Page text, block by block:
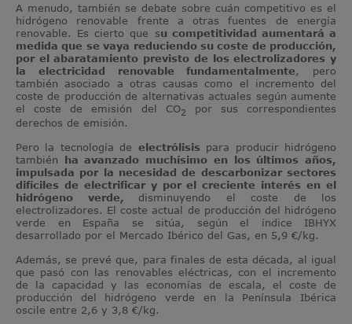
A menudo, también se debate sobre cuán competitivo es el
hidrógeno renovable frente a otras fuentes de energía
renovable. Es cierto que su competitividad aumentará a
medida que se vaya reduciendo su coste de producción,
por el abaratamiento previsto de los electrolizadores y
la electricidad renovable fundamentalmente, pero
también asociado a otras causas como el incremento del
coste de producción de alternativas actuales según aumente
el coste de emisión del CO2
por sus correspondientes
derechos de emisión.
Pero la tecnología de electrólisis para producir hidrógeno
también ha avanzado muchísimo en los últimos años,
impulsada por la necesidad de descarbonizar sectores
difíciles de electrificar y por el creciente interés en el
hidrógeno verde, disminuyendo el coste de los
electrolizadores. El coste actual de producción del hidrógeno
verde en España se sitúa, según el índice IBHYX
desarrollado por el Mercado Ibérico del Gas, en 5,9 €/kg.
Además, se prevé que, para finales de esta década, al igual
que pasó con las renovables eléctricas, con el incremento
de la capacidad y las economías de escala, el coste de
producción del hidrógeno verde en la Península Ibérica
oscile entre 2,6 y 3,8 €/kg.